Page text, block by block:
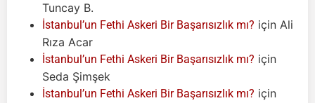
Tuncay B.
İstanbul’un Fethi Askeri Bir Başarısızlık mı? için Ali
Rıza Acar
İstanbul’un Fethi Askeri Bir Başarısızlık mı? için
Seda Şimşek
İstanbul’un Fethi Askeri Bir Başarısızlık mı? için